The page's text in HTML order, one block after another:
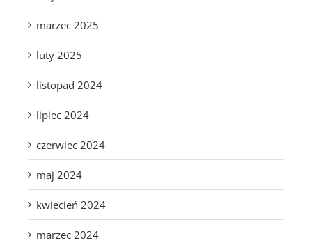
marzec 2025
luty 2025
listopad 2024
lipiec 2024
czerwiec 2024
maj 2024
kwiecień 2024
marzec 2024